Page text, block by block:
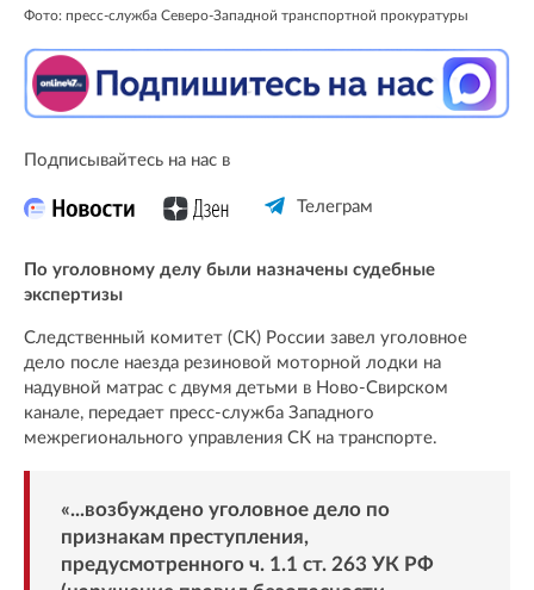
Фото: пресс-служба Северо-Западной транспортной прокуратуры
Подписывайтесь на нас в
Телеграм
По уголовному делу были назначены судебные
экспертизы
Следственный комитет (СК) России завел уголовное
дело после наезда резиновой моторной лодки на
надувной матрас с двумя детьми в Ново-Свирском
канале, передает пресс-служба Западного
межрегионального управления СК на транспорте.
«...возбуждено уголовное дело по
признакам преступления,
предусмотренного ч. 1.1 ст. 263 УК РФ